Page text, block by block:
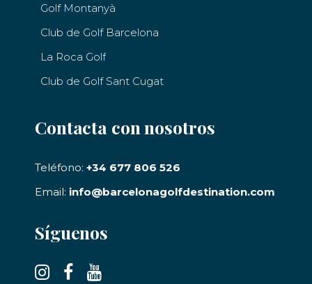
Golf Montanyà
Club de Golf Barcelona
La Roca Golf
Club de Golf Sant Cugat
Contacta con nosotros
Teléfono: +34 677 806 526
Email: info@barcelonagolfdestination.com
Síguenos